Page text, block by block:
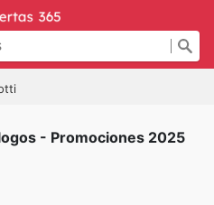
- Promociones 2025